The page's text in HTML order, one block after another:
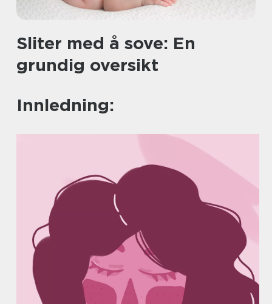
Sliter med å sove: En
grundig oversikt
Innledning: